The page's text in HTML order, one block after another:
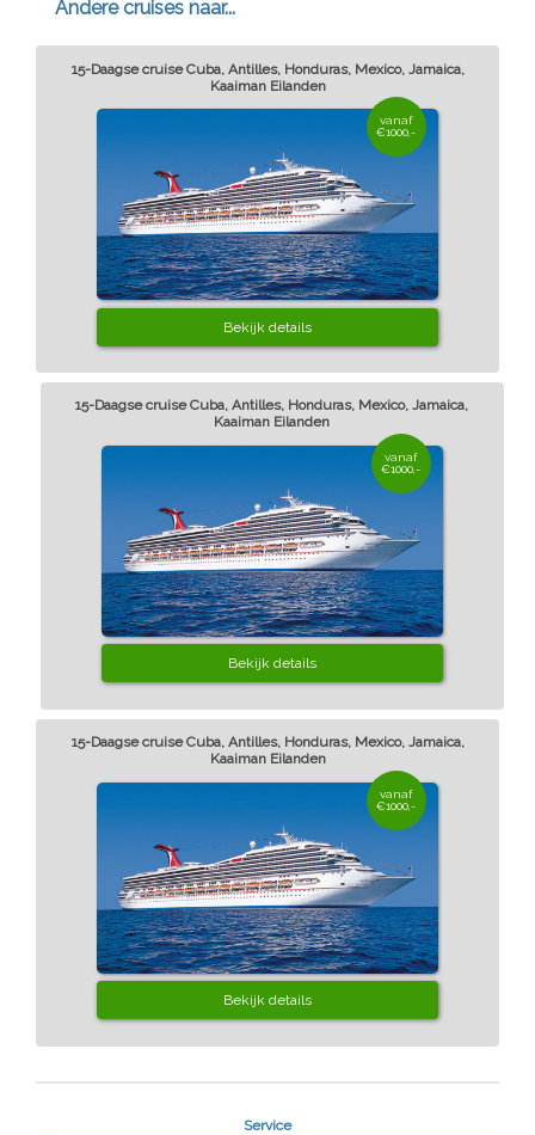
Andere cruises naar...
15-Daagse cruise Cuba, Antilles, Honduras, Mexico, Jamaica,
Kaaiman Eilanden
vanaf
€1000,-
Bekijk details
15-Daagse cruise Cuba, Antilles, Honduras, Mexico, Jamaica,
Kaaiman Eilanden
vanaf
€1000,-
Bekijk details
15-Daagse cruise Cuba, Antilles, Honduras, Mexico, Jamaica,
Kaaiman Eilanden
vanaf
€1000,-
Bekijk details
Service